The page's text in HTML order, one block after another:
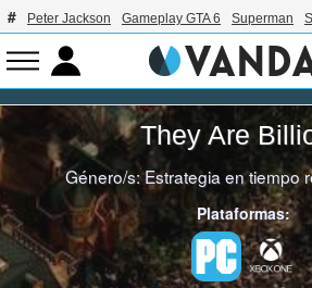
Peter Jackson Gameplay GTA 6 Superman
They Are
Género/s:Estrategia en tiempo
Plataformas: